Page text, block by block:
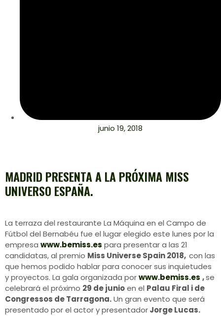
junio 19, 2018
MADRID PRESENTA A LA PRÓXIMA MISS
UNIVERSO ESPAÑA.
La terraza del restaurante La Máquina en el Campo de
Fútbol del Bernabéu fue el lugar elegido este lunes por la
empresa www.bemiss.es para presentar a las 21
candidatas, al premio Miss Universe Spain 2018, con las
que hemos podido hablar para conocer sus inquietudes
y proyectos. La gala organizada porwww.bemiss.es ,se
celebrará el próximo 29 de junioen el Palau Firal i de
Congressos de Tarragona.Un gran evento que será
presentado por el actor y presentadorJorge Lucas.